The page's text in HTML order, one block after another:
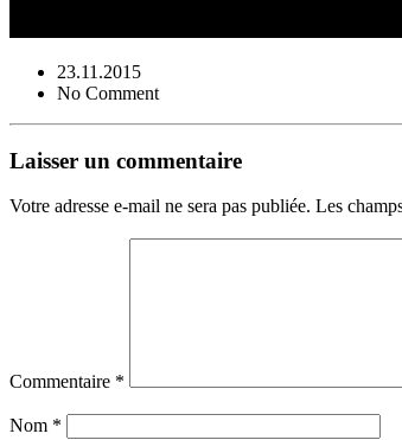
23.11.2015
No Comment
Laisser un commentaire
Votre adresse e-mail ne sera pas publiée. Les
Commentaire *
Nom *